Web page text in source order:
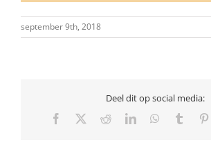
september 9th, 2018
Deel dit op social media:
Facebook RedditLinkedInWhatsApp
Tumblr